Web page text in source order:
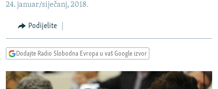
navigaciju
Pređite
pretragu
CRNA GORA
VIZUELNO
FOTOGALERIJE
INFOGRAFIKE
PODCASTI
RAT U UKRAJINI
KINA NA BALKANU
24. januar/siječanj, 2018.
Podijelite
Dodajte Radio Slobodna Evropa u vaš Google izvor